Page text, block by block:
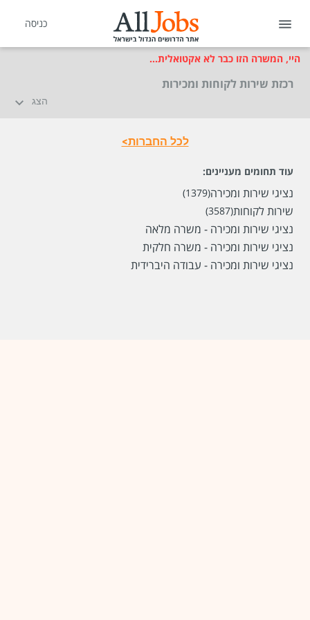
כניסה
היי, המשרה הזו כבר לא אקטואלית...
רכזת שירות לקוחות ומכירות
הצג
שכר
המעסיק לא סיפר לנו
סוג משרה משרה מלאה
מיקום
עומר
לכל החברות>
עוד תחומים מעניינים:
נציגי שירות ומכירה(1379)
שירות לקוחות(3587)
נציגי שירות ומכירה - משרה מלאה
נציגי שירות ומכירה - משרה חלקית
נציגי שירות ומכירה - עבודה היברידית